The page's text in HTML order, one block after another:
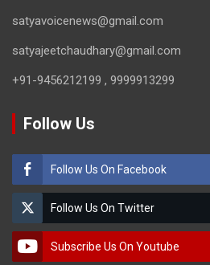
satyavoicenews@gmail.com
satyajeetchaudhary@gmail.com
+91-9456212199 , 9999913299
Follow Us
Follow Us On Facebook
Follow Us On Twitter
Subscribe Us On Youtube